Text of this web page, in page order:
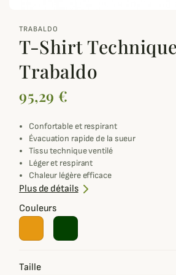
TRABALDO
T-Shirt
Trabaldo
95,29 €
Confortable et respirant
Évacuation rapide de la sueur
Tissu technique ventilé
Léger et respirant
Chaleur légère efficace
Sous-vêtement chasse été
Plus de détails
Couleurs
Taille